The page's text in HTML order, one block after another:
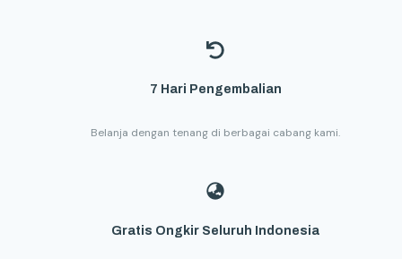
7 Hari Pengembalian
Belanja dengan tenang di berbagai cabang kami.
Gratis Ongkir Seluruh Indonesia